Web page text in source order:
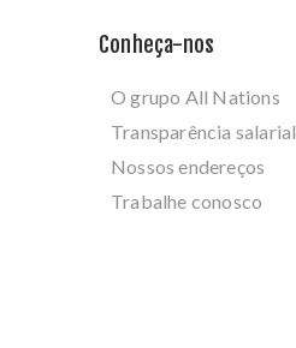
Conheça-nos
O grupo All Nations
Transparência salarial
Nossos endereços
Trabalhe conosco